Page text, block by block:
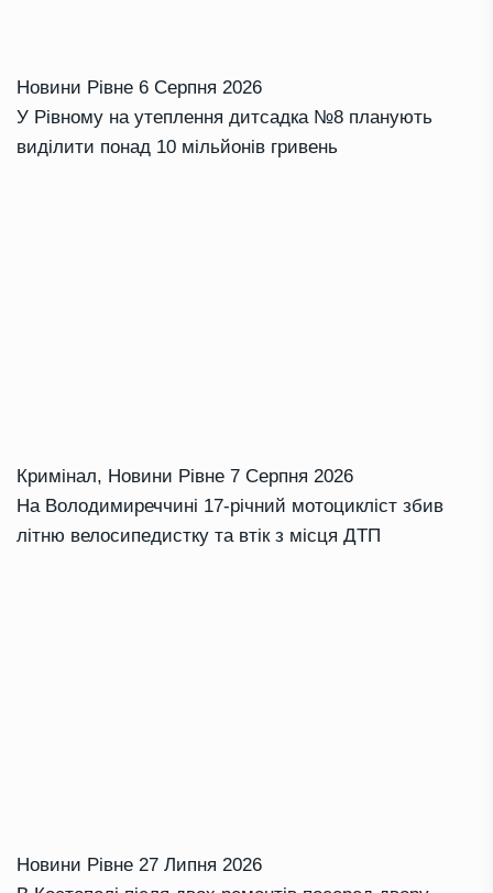
Новини Рівне 6 Серпня 2026
У Рівному на утеплення дитсадка №8 планують
виділити понад 10 мільйонів гривень
Кримінал, Новини Рівне 7 Серпня 2026
На Володимиреччині 17-річний мотоцикліст збив
літню велосипедистку та втік з місця ДТП
Новини Рівне 27 Липня 2026